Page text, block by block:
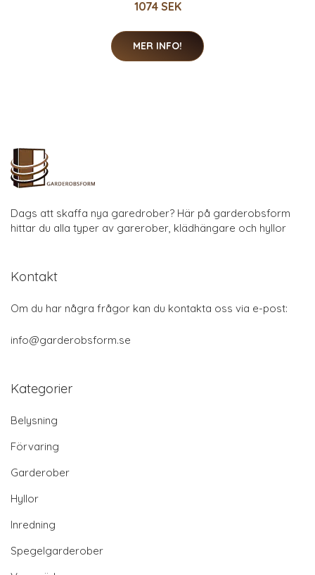
1074 SEK
MER INFO!
Dags att skaffa nya garedrober? Här på garderobsform
hittar du alla typer av garerober, klädhängare och hyllor
Kontakt
Om du har några frågor kan du kontakta oss via e-post:
info@garderobsform.se
Kategorier
Belysning
Förvaring
Garderober
Hyllor
Inredning
Spegelgarderober